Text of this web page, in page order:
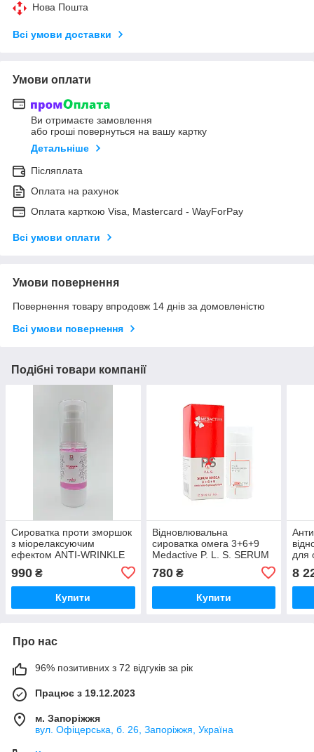
Нова Пошта
Всі умови доставки
Умови оплати
Ви отримаєте замовлення
або гроші повернуться на вашу картку
Детальніше
Післяплата
Оплата на рахунок
Оплата карткою Visa, Mastercard - WayForPay
Всі умови оплати
Умови повернення
Повернення товару впродовж 14 днів за домовленістю
Всі умови повернення
Подібні товари компанії
Сироватка проти зморшок
з міорелаксуючим
ефектом ANTI-WRINKLE
30 мл
990 ₴
Купити
Відновлювальна
сироватка омега 3+6+9
Medactive P. L. S. SERUM
OMEGA 3 + 6 + 9 ceramide
& phospholipid, 30 мл
780₴
Купити
для
30
8
Про нас
96% позитивних з 72 відгуків за рік
Працює з 19.12.2023
м. Запоріжжя
вул. Офіцерська, б. 26, Запоріжжя, Україна